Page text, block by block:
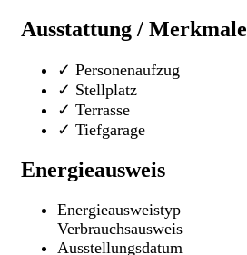
Ausstattung / Merkmale
✓ Personenaufzug
✓ Stellplatz
✓ Terrasse
✓ Tiefgarage
Energieausweis
Energieausweistyp
Verbrauchs­ausweis
Ausstellungsdatum